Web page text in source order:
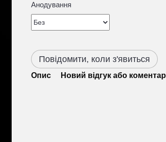
Анодування
Повідомити, коли з'явиться
Опис Новий відгук або коментар